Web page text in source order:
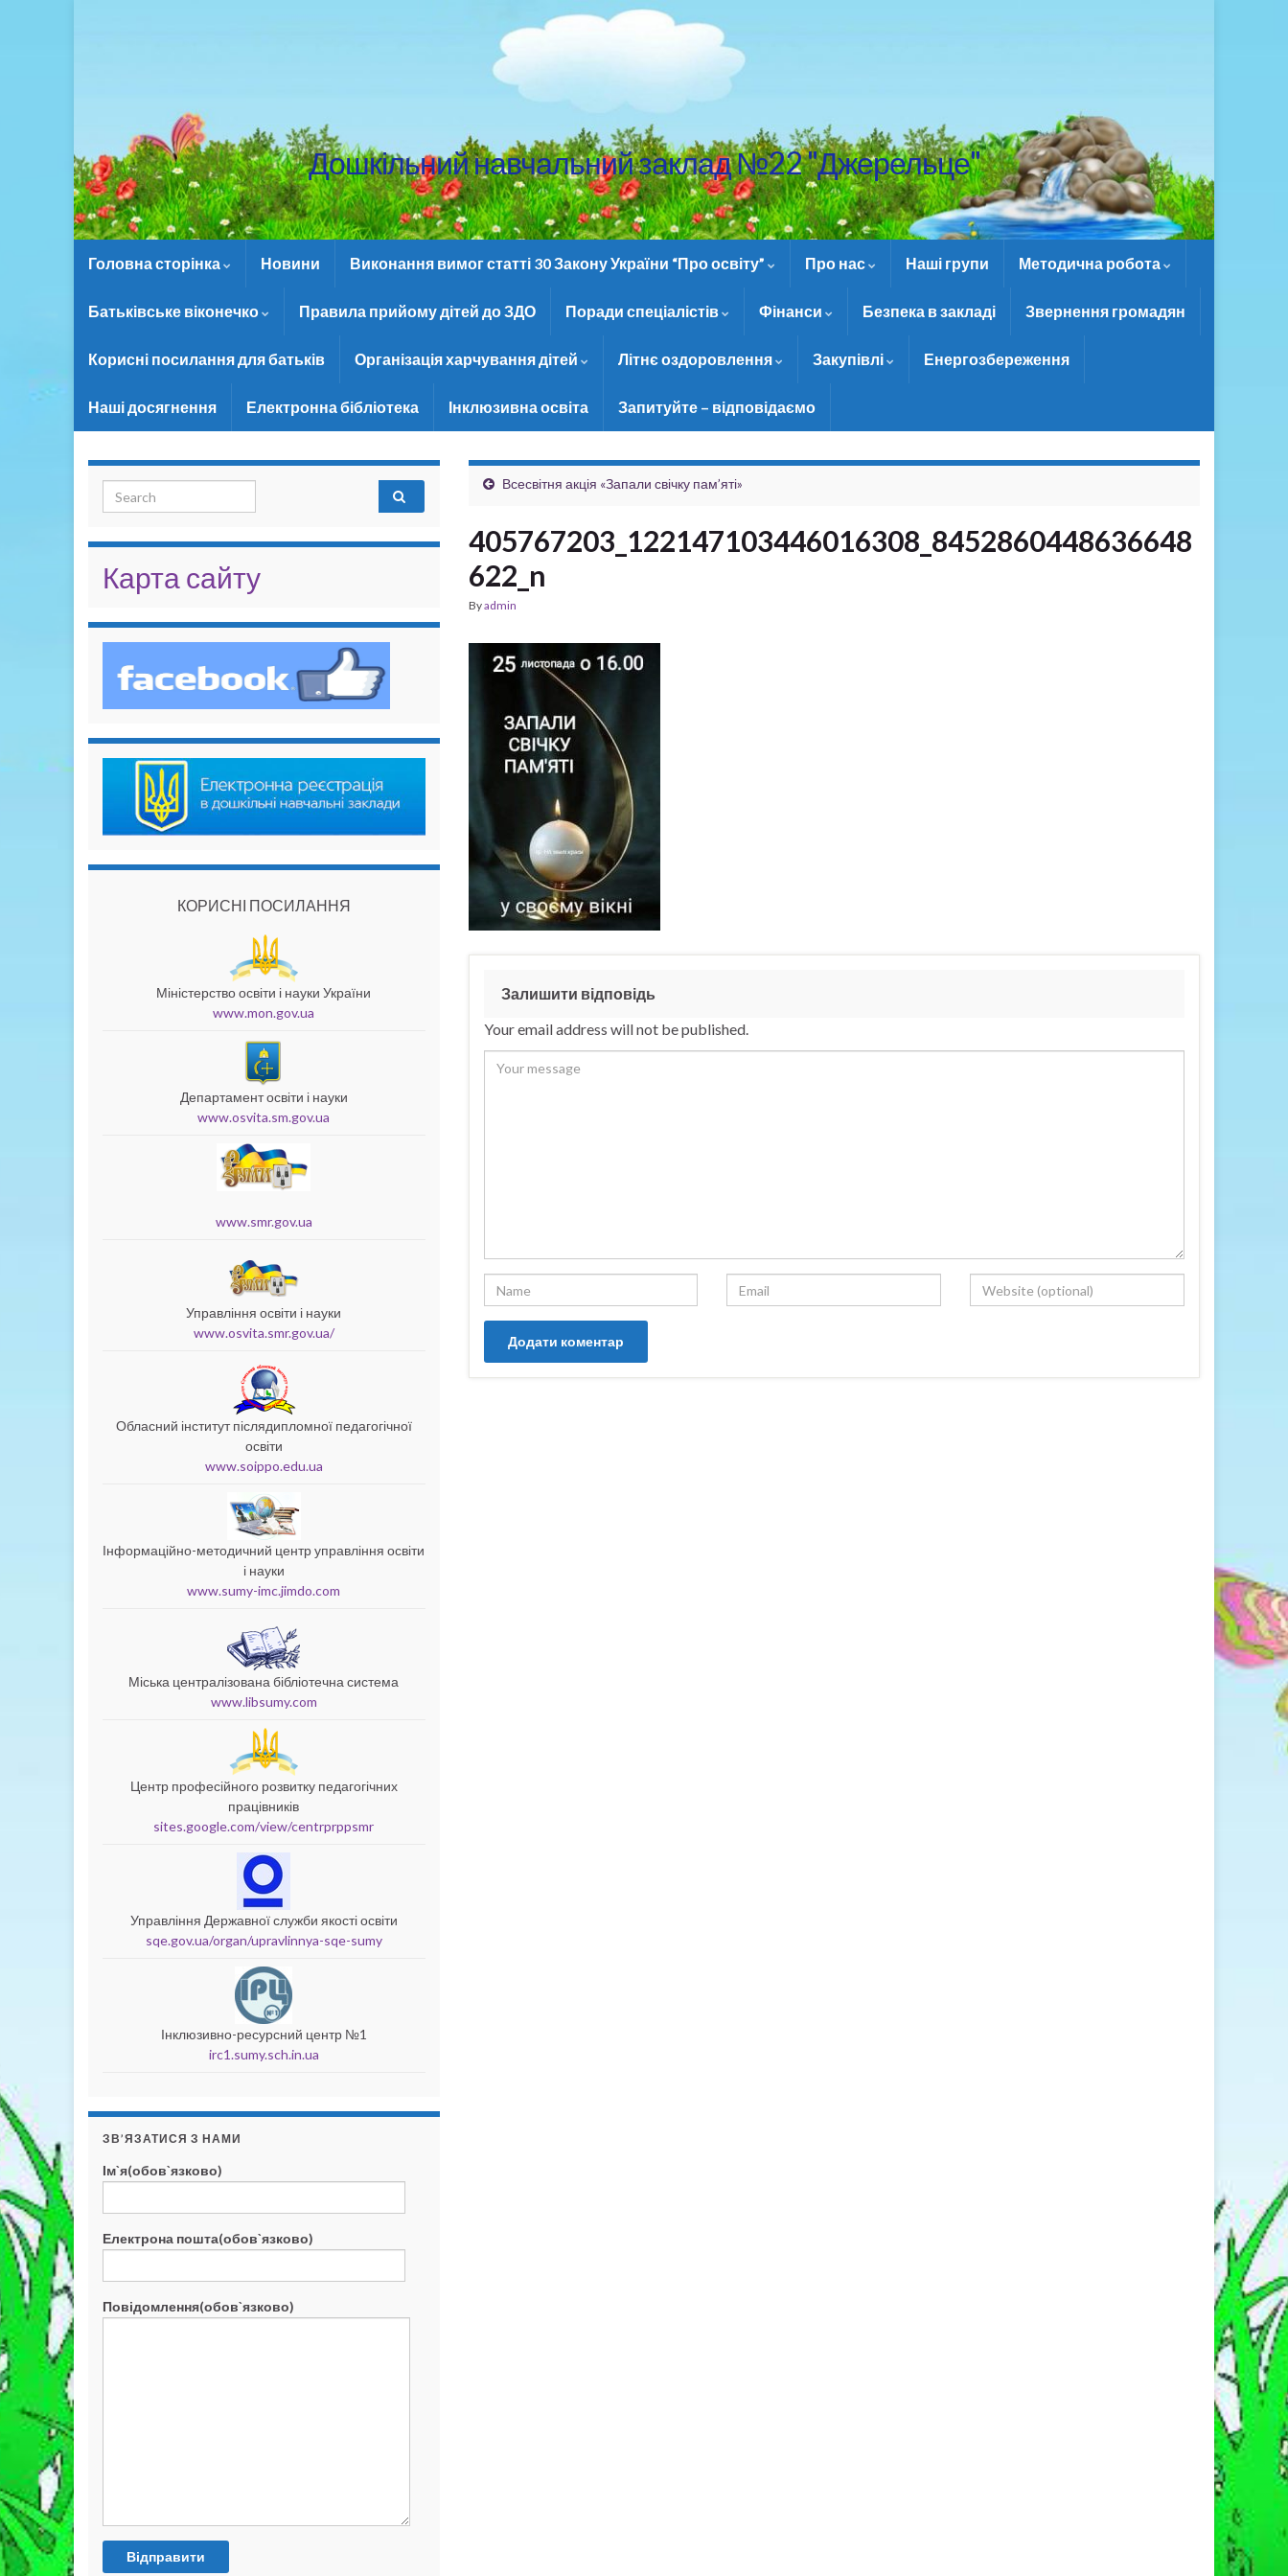
Дошкільний навчальний заклад №22 "Джерельце"
Головна сторінка Новини Виконання вимог статті 30 Закону України “Про освіту” Про нас Наші групи Методична робота
Батьківське віконечко Правила прийому дітей до ЗДО Поради спеціалістів Фінанси Безпека в закладі Звернення громадян
Корисні посилання для батьків Організація харчування дітей Літнє оздоровлення Закупівлі Енергозбереження
Наші досягнення Електронна бібліотека Інклюзивна освіта Запитуйте – відповідаємо
Всесвітня акція «Запали свічку пам’яті»
405767203_122147103446016308_8452860448636648
622_n
Byadmin
Залишити відповідь
Your email address will not be published.
Search for:
Карта сайту
КОРИСНІ ПОСИЛАННЯ
Міністерство освіти і науки України
www.mon.gov.ua
Департамент освіти і науки
www.osvita.sm.gov.ua
www.smr.gov.ua
Управління освіти і науки
www.osvita.smr.gov.ua/
Обласний інститут післядипломної педагогічної
освіти
www.soippo.edu.ua
Інформаційно-методичний центр управління освіти
і науки
www.sumy-imc.jimdo.com
Міська централізована бібліотечна система
www.libsumy.com
Центр професійного розвитку педагогічних
працівників
sites.google.com/view/centrprppsmr
Управління Державної служби якості освіти
sqe.gov.ua/organ/upravlinnya-sqe-sumy
Інклюзивно-ресурсний центр №1
irc1.sumy.sch.in.ua
ЗВ’ЯЗАТИСЯ З НАМИ
Ім`я(обов`язково)
Електрона пошта(обов`язково)
Повідомлення(обов`язково)